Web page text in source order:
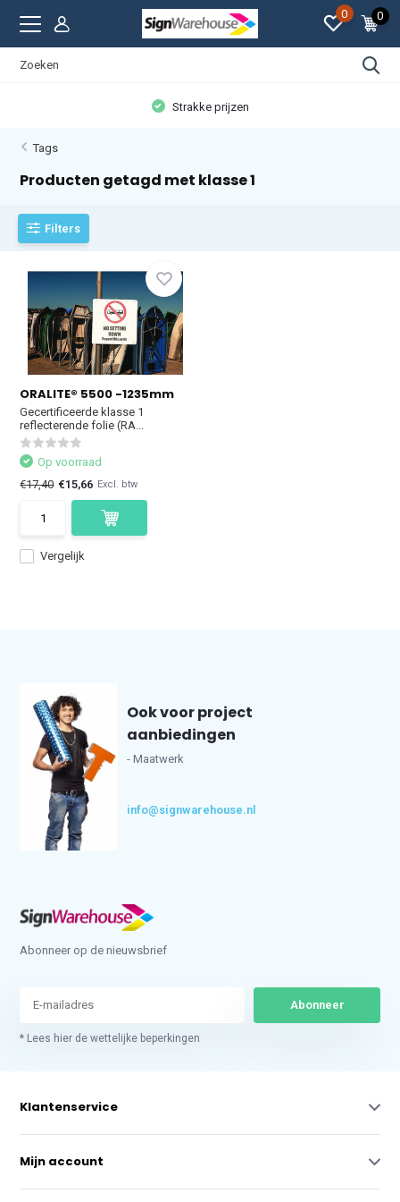
0 0
Strakke prijzen
Tags
Producten getagd met klasse 1
Filters
ORALITE® 5500 -1235mm
Gecertificeerde klasse 1
reflecterende folie (RA...
Vergelijk
Op voorraad
€17,40 €15,66 Excl. btw
Ook voor project
aanbiedingen
- Maatwerk
info@signwarehouse.nl
Abonneer op de nieuwsbrief
Abonneer
* Lees hier de wettelijke beperkingen
Klantenservice
Mijn account